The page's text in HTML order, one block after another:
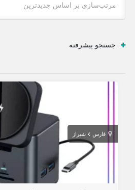
مرتب‌سازی بر اساس جدیدترین
جستجو پیشرفته
فارس شیراز